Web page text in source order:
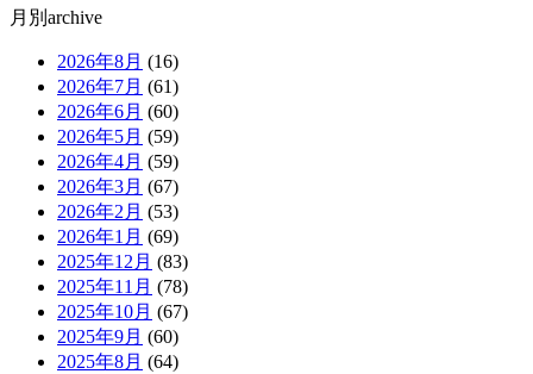
月別archive
2026年8月 (16)
2026年7月 (61)
2026年6月 (60)
2026年5月 (59)
2026年4月 (59)
2026年3月 (67)
2026年2月 (53)
2026年1月 (69)
2025年12月 (83)
2025年11月 (78)
2025年10月 (67)
2025年9月 (60)
2025年8月 (64)